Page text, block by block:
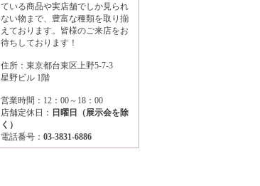
ている商品や実店舗でしか見られ
ない物まで、豊富な種類を取り揃
えております。皆様のご来店をお
待ちしております！
住所：東京都台東区上野5-7-3
星野ビル 1階
営業時間：12：00～18：00
店舗定休日： 日曜日（展示会を除
く）
電話番号： 03-3831-6886